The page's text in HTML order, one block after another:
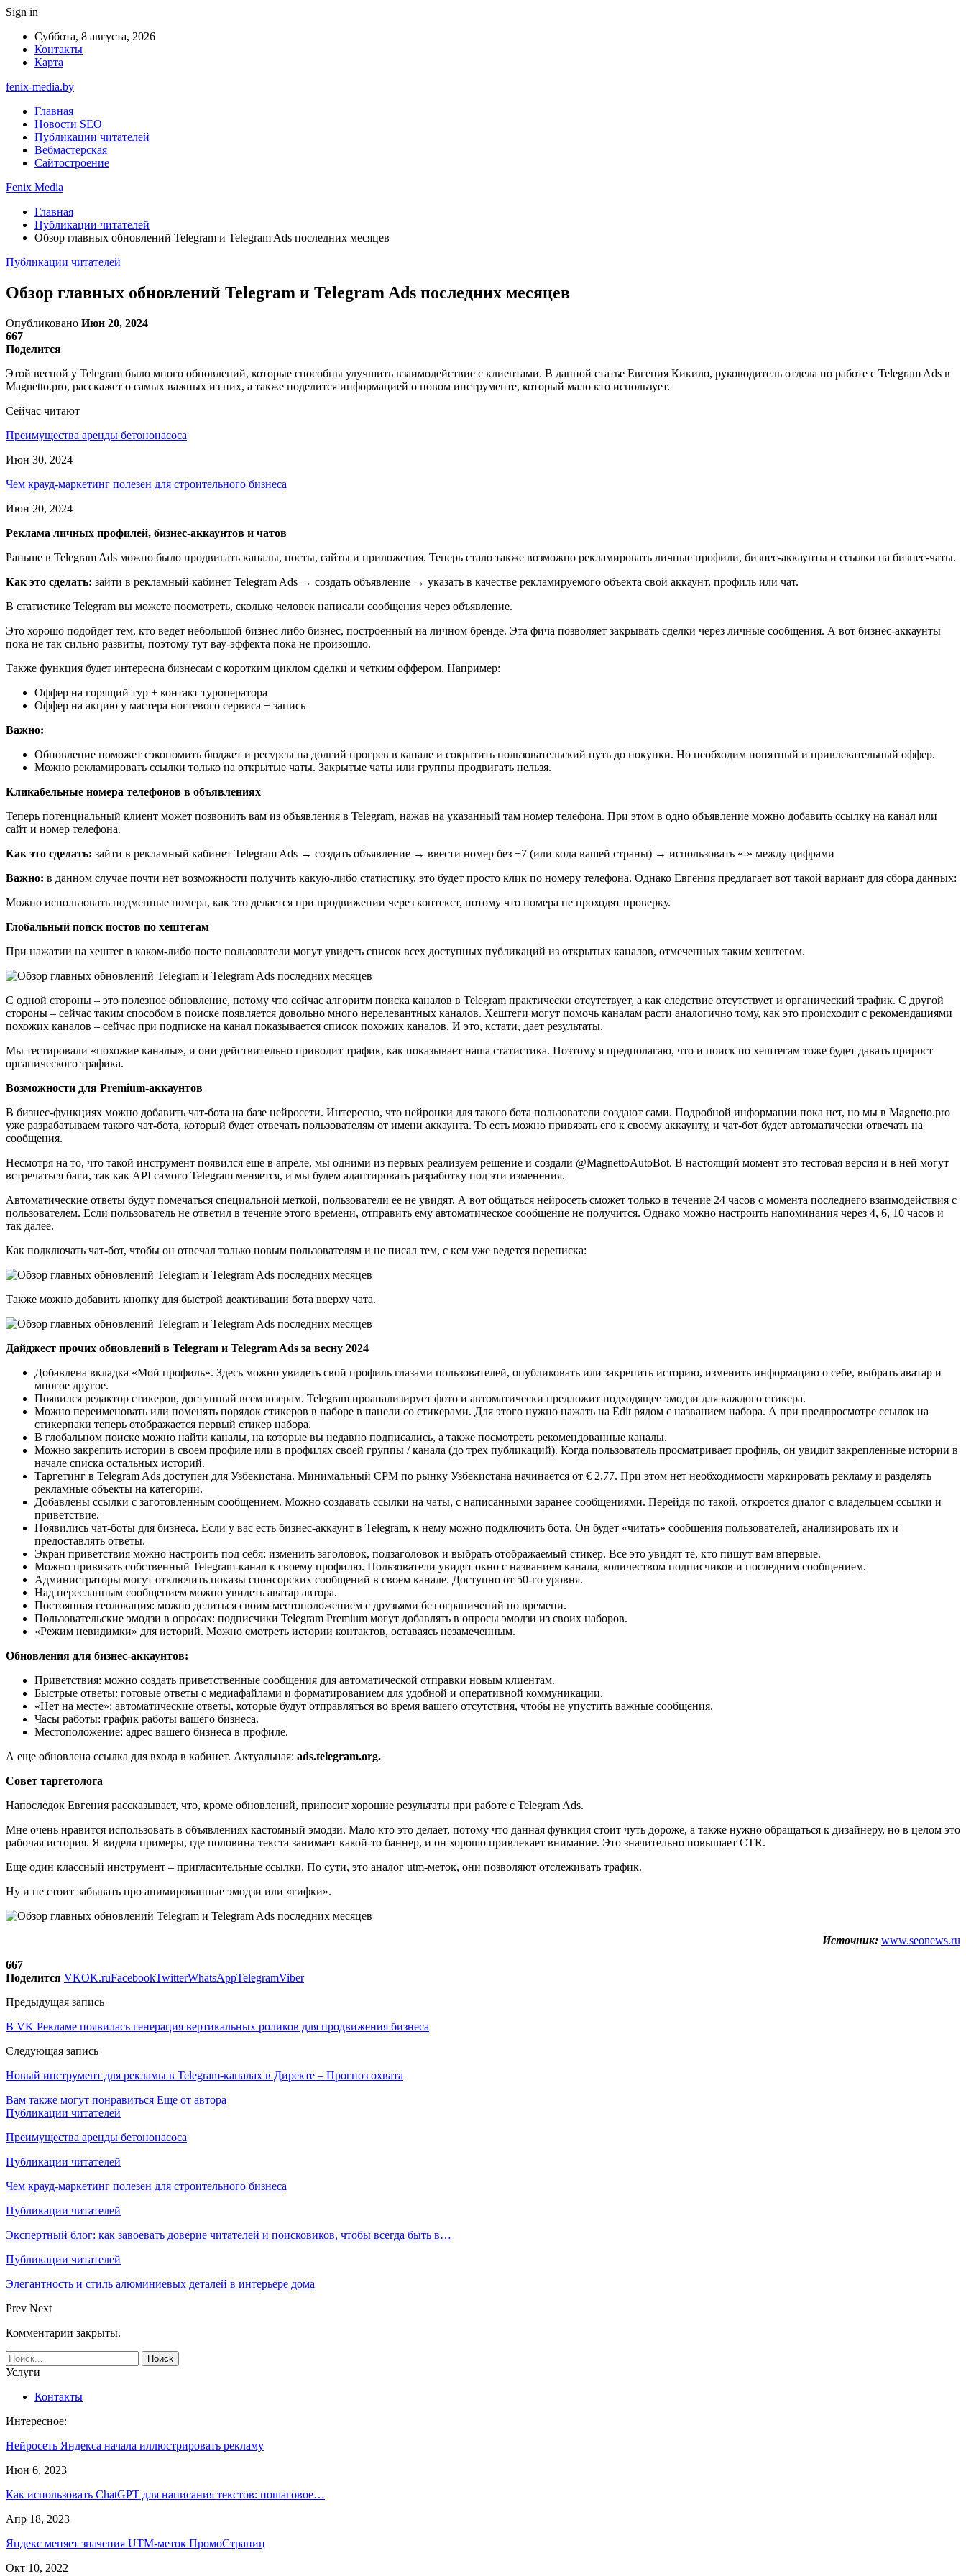
Sign in
Суббота, 8 августа, 2026
Контакты
Карта
fenix-media.by
Главная
Новости SEO
Публикации читателей
Вебмастерская
Сайтостроение
Fenix Media
Главная
Публикации читателей
Обзор главных обновлений Telegram и Telegram Ads последних месяцев
Публикации читателей
Обзор главных обновлений Telegram и Telegram Ads последних месяцев
Опубликовано Июн 20, 2024
667
Поделится
Этой весной у Telegram было много обновлений, которые способны улучшить взаимодействие с клиентами. В данной статье Евгения Кикило, руководитель отдела по работе с Telegram Ads в
Magnetto.pro, расскажет о самых важных из них, а также поделится информацией о новом инструменте, который мало кто использует.
Сейчас читают
Преимущества аренды бетононасоса
Июн 30, 2024
Чем крауд-маркетинг полезен для строительного бизнеса
Июн 20, 2024
Реклама личных профилей, бизнес-аккаунтов и чатов
Раньше в Telegram Ads можно было продвигать каналы, посты, сайты и приложения. Теперь стало также возможно рекламировать личные профили, бизнес-аккаунты и ссылки на бизнес-чаты.
Как это сделать: зайти в рекламный кабинет Telegram Ads → создать объявление → указать в качестве рекламируемого объекта свой аккаунт, профиль или чат.
В статистике Telegram вы можете посмотреть, сколько человек написали сообщения через объявление.
Это хорошо подойдет тем, кто ведет небольшой бизнес либо бизнес, построенный на личном бренде. Эта фича позволяет закрывать сделки через личные сообщения. А вот бизнес-аккаунты
пока не так сильно развиты, поэтому тут вау-эффекта пока не произошло.
Также функция будет интересна бизнесам с коротким циклом сделки и четким оффером. Например:
Оффер на горящий тур + контакт туроператора
Оффер на акцию у мастера ногтевого сервиса + запись
Важно:
Обновление поможет сэкономить бюджет и ресурсы на долгий прогрев в канале и сократить пользовательский путь до покупки. Но необходим понятный и привлекательный оффер.
Можно рекламировать ссылки только на открытые чаты. Закрытые чаты или группы продвигать нельзя.
Кликабельные номера телефонов в объявлениях
Теперь потенциальный клиент может позвонить вам из объявления в Telegram, нажав на указанный там номер телефона. При этом в одно объявление можно добавить ссылку на канал или
сайт и номер телефона.
Как это сделать: зайти в рекламный кабинет Telegram Ads → создать объявление → ввести номер без +7 (или кода вашей страны) → использовать «-» между цифрами
Важно: в данном случае почти нет возможности получить какую-либо статистику, это будет просто клик по номеру телефона. Однако Евгения предлагает вот такой вариант для сбора данных:
Можно использовать подменные номера, как это делается при продвижении через контекст, потому что номера не проходят проверку.
Глобальный поиск постов по хештегам
При нажатии на хештег в каком-либо посте пользователи могут увидеть список всех доступных публикаций из открытых каналов, отмеченных таким хештегом.
С одной стороны – это полезное обновление, потому что сейчас алгоритм поиска каналов в Telegram практически отсутствует, а как следствие отсутствует и органический трафик. С другой
стороны – сейчас таким способом в поиске появляется довольно много нерелевантных каналов. Хештеги могут помочь каналам расти аналогично тому, как это происходит с рекомендациями
похожих каналов – сейчас при подписке на канал показывается список похожих каналов. И это, кстати, дает результаты.
Мы тестировали «похожие каналы», и они действительно приводит трафик, как показывает наша статистика. Поэтому я предполагаю, что и поиск по хештегам тоже будет давать прирост
органического трафика.
Возможности для Premium-аккаунтов
В бизнес-функциях можно добавить чат-бота на базе нейросети. Интересно, что нейронки для такого бота пользователи создают сами. Подробной информации пока нет, но мы в Magnetto.pro
уже разрабатываем такого чат-бота, который будет отвечать пользователям от имени аккаунта. То есть можно привязать его к своему аккаунту, и чат-бот будет автоматически отвечать на
сообщения.
Несмотря на то, что такой инструмент появился еще в апреле, мы одними из первых реализуем решение и создали @MagnettoAutoBot. В настоящий момент это тестовая версия и в ней могут
встречаться баги, так как API самого Telegram меняется, и мы будем адаптировать разработку под эти изменения.
Автоматические ответы будут помечаться специальной меткой, пользователи ее не увидят. А вот общаться нейросеть сможет только в течение 24 часов с момента последнего взаимодействия с
пользователем. Если пользователь не ответил в течение этого времени, отправить ему автоматическое сообщение не получится. Однако можно настроить напоминания через 4, 6, 10 часов и
так далее.
Как подключать чат-бот, чтобы он отвечал только новым пользователям и не писал тем, с кем уже ведется переписка:
Также можно добавить кнопку для быстрой деактивации бота вверху чата.
Дайджест прочих обновлений в Telegram и Telegram Ads за весну 2024
Добавлена вкладка «Мой профиль». Здесь можно увидеть свой профиль глазами пользователей, опубликовать или закрепить историю, изменить информацию о себе, выбрать аватар и
многое другое.
Появился редактор стикеров, доступный всем юзерам. Telegram проанализирует фото и автоматически предложит подходящее эмодзи для каждого стикера.
Можно переименовать или поменять порядок стикеров в наборе в панели со стикерами. Для этого нужно нажать на Edit рядом с названием набора. А при предпросмотре ссылок на
стикерпаки теперь отображается первый стикер набора.
В глобальном поиске можно найти каналы, на которые вы недавно подписались, а также посмотреть рекомендованные каналы.
Можно закрепить истории в своем профиле или в профилях своей группы / канала (до трех публикаций). Когда пользователь просматривает профиль, он увидит закрепленные истории в
начале списка остальных историй.
Таргетинг в Telegram Ads доступен для Узбекистана. Минимальный CPM по рынку Узбекистана начинается от € 2,77. При этом нет необходимости маркировать рекламу и разделять
рекламные объекты на категории.
Добавлены ссылки с заготовленным сообщением. Можно создавать ссылки на чаты, с написанными заранее сообщениями. Перейдя по такой, откроется диалог с владельцем ссылки и
приветствие.
Появились чат-боты для бизнеса. Если у вас есть бизнес-аккаунт в Telegram, к нему можно подключить бота. Он будет «читать» сообщения пользователей, анализировать их и
предоставлять ответы.
Экран приветствия можно настроить под себя: изменить заголовок, подзаголовок и выбрать отображаемый стикер. Все это увидят те, кто пишут вам впервые.
Можно привязать собственный Telegram-канал к своему профилю. Пользователи увидят окно с названием канала, количеством подписчиков и последним сообщением.
Администраторы могут отключить показы спонсорских сообщений в своем канале. Доступно от 50-го уровня.
Над пересланным сообщением можно увидеть аватар автора.
Постоянная геолокация: можно делиться своим местоположением с друзьями без ограничений по времени.
Пользовательские эмодзи в опросах: подписчики Telegram Premium могут добавлять в опросы эмодзи из своих наборов.
«Режим невидимки» для историй. Можно смотреть истории контактов, оставаясь незамеченным.
Обновления для бизнес-аккаунтов:
Приветствия: можно создать приветственные сообщения для автоматической отправки новым клиентам.
Быстрые ответы: готовые ответы с медиафайлами и форматированием для удобной и оперативной коммуникации.
«Нет на месте»: автоматические ответы, которые будут отправляться во время вашего отсутствия, чтобы не упустить важные сообщения.
Часы работы: график работы вашего бизнеса.
Местоположение: адрес вашего бизнеса в профиле.
А еще обновлена ссылка для входа в кабинет. Актуальная: ads.telegram.org.
Совет таргетолога
Напоследок Евгения рассказывает, что, кроме обновлений, приносит хорошие результаты при работе с Telegram Ads.
Мне очень нравится использовать в объявлениях кастомный эмодзи. Мало кто это делает, потому что данная функция стоит чуть дороже, а также нужно обращаться к дизайнеру, но в целом это
рабочая история. Я видела примеры, где половина текста занимает какой-то баннер, и он хорошо привлекает внимание. Это значительно повышает CTR.
Еще один классный инструмент – пригласительные ссылки. По сути, это аналог utm-меток, они позволяют отслеживать трафик.
Ну и не стоит забывать про анимированные эмодзи или «гифки».
Источник: www.seonews.ru
667
Поделится VKOK.ruFacebookTwitterWhatsAppTelegramViber
Предыдущая запись
В VK Рекламе появилась генерация вертикальных роликов для продвижения бизнеса
Следующая запись
Новый инструмент для рекламы в Telegram-каналах в Директе – Прогноз охвата
Вам также могут понравиться Еще от автора
Публикации читателей
Преимущества аренды бетононасоса
Публикации читателей
Чем крауд-маркетинг полезен для строительного бизнеса
Публикации читателей
Экспертный блог: как завоевать доверие читателей и поисковиков, чтобы всегда быть в…
Публикации читателей
Элегантность и стиль алюминиевых деталей в интерьере дома
Prev Next
Комментарии закрыты.
Услуги
Контакты
Интересное:
Нейросеть Яндекса начала иллюстрировать рекламу
Июн 6, 2023
Как использовать ChatGPT для написания текстов: пошаговое…
Апр 18, 2023
Яндекс меняет значения UTM-меток ПромоСтраниц
Окт 10, 2022